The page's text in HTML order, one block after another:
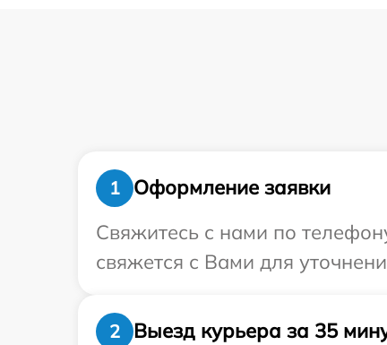
1
Оформление заявки
Свяжитесь с нами по
свяжется с Вами для
2
Выезд курьера за 35